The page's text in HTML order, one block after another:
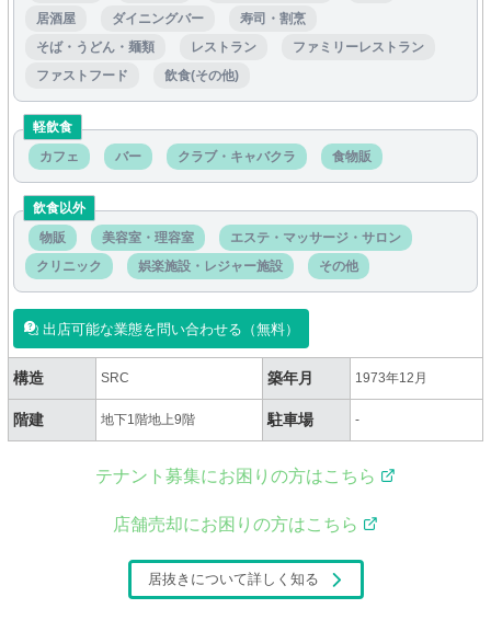
居酒屋 ダイニングバー
寿司・割烹
そば・うどん・麺類
レストラン
ファミリーレストラン
ファストフード
飲食(その他)
軽飲食
カフェ
バー クラブ・キャバクラ 食物販
飲食以外
物販
美容室・理容室
エステ・マッサージ・サロン
クリニック
娯楽施設・レジャー施設 その他
出店可能な業態を問い合わせる（無料）
構造 SRC 築年月 1973年12月
階建 地下1階地上9階 駐車場 -
テナント募集にお困りの方はこちら
店舗売却にお困りの方はこちら
居抜きについて詳しく知る